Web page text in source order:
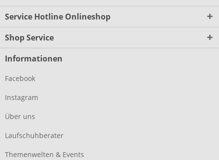
Service Hotline Onlineshop
Shop Service
Informationen
Facebook
Instagram
Über uns
Laufschuhberater
Themenwelten & Events